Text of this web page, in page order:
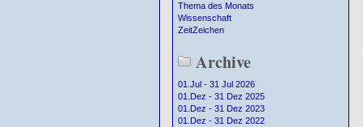
Thema des Monats
Wissenschaft
ZeitZeichen
Archive
01.Jul - 31 Jul 2026
01.Dez - 31 Dez 2025
01.Dez - 31 Dez 2023
01.Dez - 31 Dez 2022